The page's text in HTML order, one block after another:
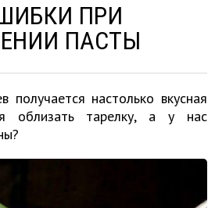
ПРИ
ПАСТЫ
получается настолько вкусная
облизать тарелку, а у нас